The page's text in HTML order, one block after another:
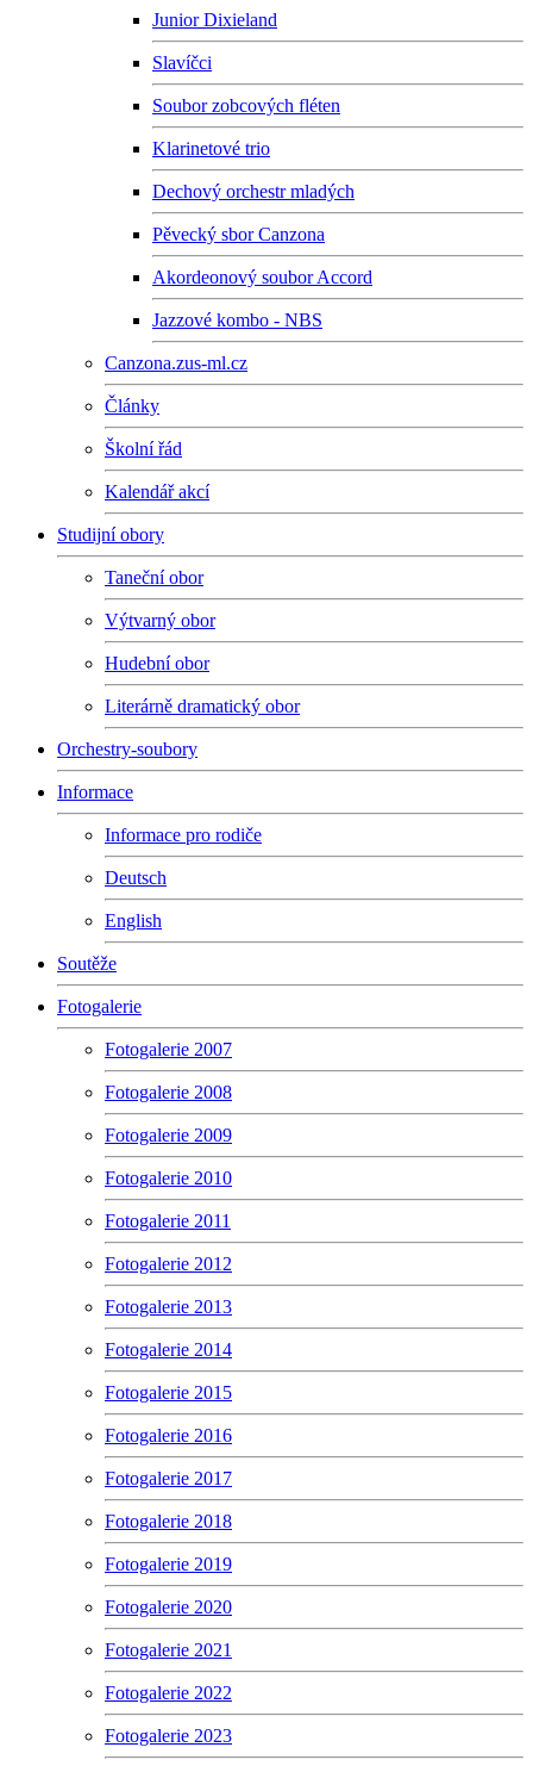
Junior Dixieland
Slavíčci
Soubor zobcových fléten
Klarinetové trio
Dechový orchestr mladých
Pěvecký sbor Canzona
Akordeonový soubor Accord
Jazzové kombo - NBS
Canzona.zus-ml.cz
Články
Školní řád
Kalendář akcí
Studijní obory
Taneční obor
Výtvarný obor
Hudební obor
Literárně dramatický obor
Orchestry-soubory
Informace
Informace pro rodiče
Deutsch
English
Soutěže
Fotogalerie
Fotogalerie 2007
Fotogalerie 2008
Fotogalerie 2009
Fotogalerie 2010
Fotogalerie 2011
Fotogalerie 2012
Fotogalerie 2013
Fotogalerie 2014
Fotogalerie 2015
Fotogalerie 2016
Fotogalerie 2017
Fotogalerie 2018
Fotogalerie 2019
Fotogalerie 2020
Fotogalerie 2021
Fotogalerie 2022
Fotogalerie 2023